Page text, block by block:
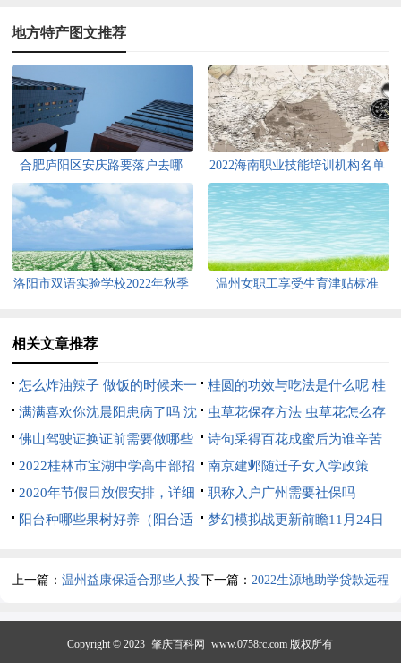
地方特产图文推荐
合肥庐阳区安庆路要落户去哪
办？
2022海南职业技能培训机构名单
在哪查？
洛阳市双语实验学校2022年秋季
温州女职工享受生育津贴标准
相关文章推荐
怎么炸油辣子 做饭的时候来一
点超好吃
桂圆的功效与吃法是什么呢 桂
圆的功效与吃法是什么呢女人
满满喜欢你沈晨阳患病了吗 沈
晨阳的结局怎么样
虫草花保存方法 虫草花怎么存
放好呢
佛山驾驶证换证前需要做哪些
准备？
诗句采得百花成蜜后为谁辛苦
为谁甜赞美的是哪种动物 采得
百花成蜜后谁写的
2022桂林市宝湖中学高中部招
生公告
南京建邺随迁子女入学政策
2022
2020年节假日放假安排，详细
说说2020年假期如何放假？
职称入户广州需要社保吗
阳台种哪些果树好养（阳台适
梦幻模拟战更新前瞻11月24日
开启
上一篇：温州益康保适合那些人投下一篇： 2022生源地助学贷款远程
Copyright © 2023 肇庆百科网 www.0758rc.com 版权所有